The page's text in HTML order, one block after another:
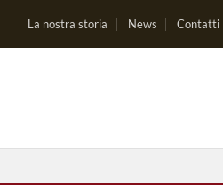
La nostra storia News Contatti